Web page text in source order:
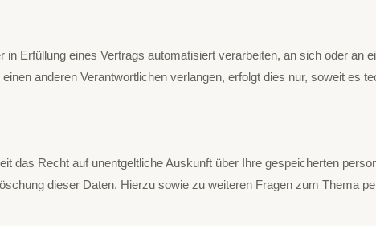
Erfüllung eines Vertrags automatisiert verarbeiten, an sich oder an
anderen Verantwortlichen verlangen, erfolgt dies nur, soweit es
das Recht auf unentgeltliche Auskunft über Ihre gespeicherten
dieser Daten. Hierzu sowie zu weiteren Fragen zum Thema